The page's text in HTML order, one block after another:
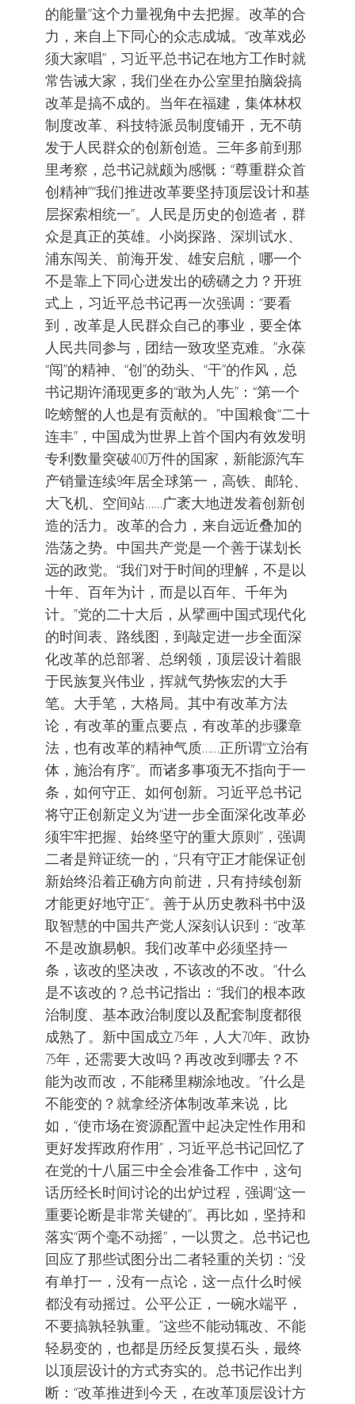
的能量”这个力量视角中去把握。改革的合
力，来自上下同心的众志成城。“改革戏必
须大家唱”，习近平总书记在地方工作时就
常告诫大家，我们坐在办公室里拍脑袋搞
改革是搞不成的。当年在福建，集体林权
制度改革、科技特派员制度铺开，无不萌
发于人民群众的创新创造。三年多前到那
里考察，总书记就颇为感慨：“尊重群众首
创精神”“我们推进改革要坚持顶层设计和基
层探索相统一”。人民是历史的创造者，群
众是真正的英雄。小岗探路、深圳试水、
浦东闯关、前海开发、雄安启航，哪一个
不是靠上下同心迸发出的磅礴之力？开班
式上，习近平总书记再一次强调：“要看
到，改革是人民群众自己的事业，要全体
人民共同参与，团结一致攻坚克难。”永葆
“闯”的精神、“创”的劲头、“干”的作风，总
书记期许涌现更多的“敢为人先”：“第一个
吃螃蟹的人也是有贡献的。”中国粮食“二十
连丰”，中国成为世界上首个国内有效发明
专利数量突破400万件的国家，新能源汽车
产销量连续9年居全球第一，高铁、邮轮、
大飞机、空间站……广袤大地迸发着创新创
造的活力。改革的合力，来自远近叠加的
浩荡之势。中国共产党是一个善于谋划长
远的政党。“我们对于时间的理解，不是以
十年、百年为计，而是以百年、千年为
计。”党的二十大后，从擘画中国式现代化
的时间表、路线图，到敲定进一步全面深
化改革的总部署、总纲领，顶层设计着眼
于民族复兴伟业，挥就气势恢宏的大手
笔。大手笔，大格局。其中有改革方法
论，有改革的重点要点，有改革的步骤章
法，也有改革的精神气质……正所谓“立治有
体，施治有序”。而诸多事项无不指向于一
条，如何守正、如何创新。习近平总书记
将守正创新定义为“进一步全面深化改革必
须牢牢把握、始终坚守的重大原则”，强调
二者是辩证统一的，“只有守正才能保证创
新始终沿着正确方向前进，只有持续创新
才能更好地守正”。善于从历史教科书中汲
取智慧的中国共产党人深刻认识到：“改革
不是改旗易帜。我们改革中必须坚持一
条，该改的坚决改，不该改的不改。”什么
是不该改的？总书记指出：“我们的根本政
治制度、基本政治制度以及配套制度都很
成熟了。新中国成立75年，人大70年、政协
75年，还需要大改吗？再改改到哪去？不
能为改而改，不能稀里糊涂地改。”什么是
不能变的？就拿经济体制改革来说，比
如，“使市场在资源配置中起决定性作用和
更好发挥政府作用”，习近平总书记回忆了
在党的十八届三中全会准备工作中，这句
话历经长时间讨论的出炉过程，强调“这一
重要论断是非常关键的”。再比如，坚持和
落实“两个毫不动摇”，一以贯之。总书记也
回应了那些试图分出二者轻重的关切：“没
有单打一，没有一点论，这一点什么时候
都没有动摇过。公平公正，一碗水端平，
不要搞孰轻孰重。”这些不能动辄改、不能
轻易变的，也都是历经反复摸石头，最终
以顶层设计的方式夯实的。总书记作出判
断：“改革推进到今天，在改革顶层设计方